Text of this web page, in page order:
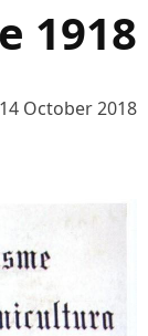
1918
14 October 2018